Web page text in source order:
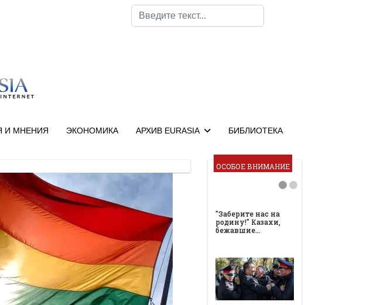
Поиск
И МНЕНИЯ ЭКОНОМИКА АРХИВ EURASIA БИБЛИОТЕКА
ОСОБОЕ ВНИМАНИЕ
"Заберите нас на
родину!" Казахи,
бежавшие…